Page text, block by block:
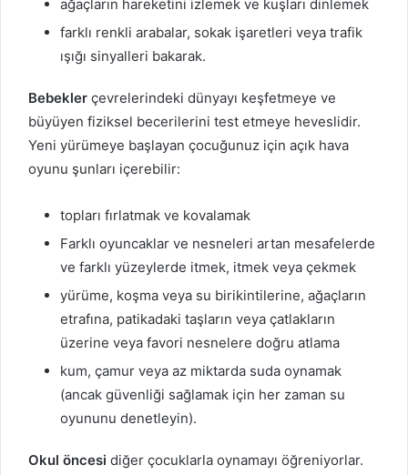
ağaçların hareketini izlemek ve kuşları dinlemek
farklı renkli arabalar, sokak işaretleri veya trafik
ışığı sinyalleri bakarak.
Bebekler çevrelerindeki dünyayı keşfetmeye ve
büyüyen fiziksel becerilerini test etmeye heveslidir.
Yeni yürümeye başlayan çocuğunuz için açık hava
oyunu şunları içerebilir:
topları fırlatmak ve kovalamak
Farklı oyuncaklar ve nesneleri artan mesafelerde
ve farklı yüzeylerde itmek, itmek veya çekmek
yürüme, koşma veya su birikintilerine, ağaçların
etrafına, patikadaki taşların veya çatlakların
üzerine veya favori nesnelere doğru atlama
kum, çamur veya az miktarda suda oynamak
(ancak güvenliği sağlamak için her zaman su
oyununu denetleyin).
Okul öncesi diğer çocuklarla oynamayı öğreniyorlar.